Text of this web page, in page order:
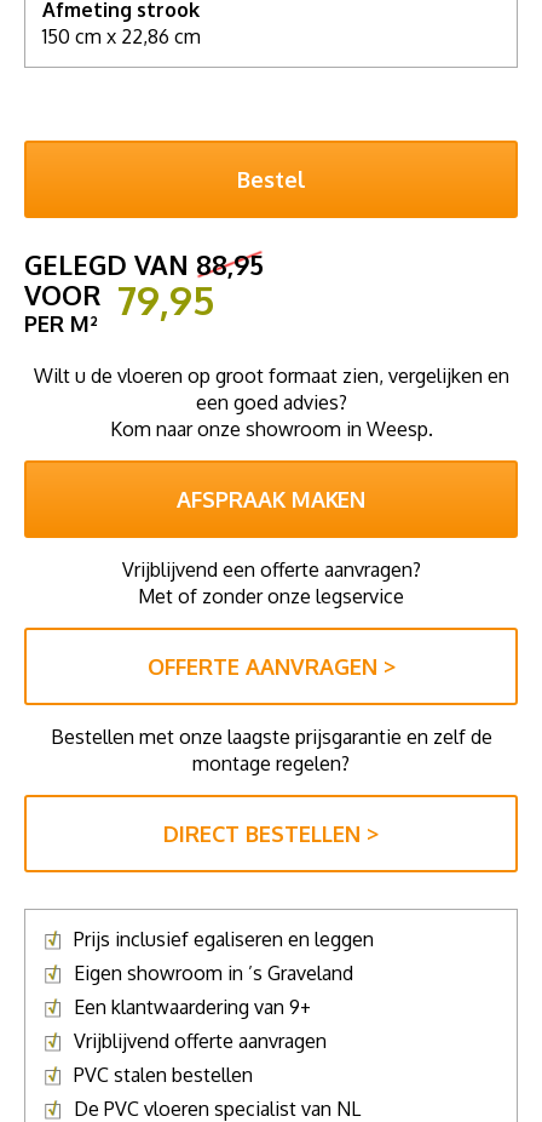
Afmeting strook
150 cm x 22,86 cm
GELEGD VAN 88,95
VOOR 79,95
PER M²
Wilt u de vloeren op groot formaat zien, vergelijken en
een goed advies?
Kom naar onze showroom in Weesp.
AFSPRAAK MAKEN
Vrijblijvend een offerte aanvragen?
Met of zonder onze legservice
OFFERTE AANVRAGEN >
Bestellen met onze laagste prijsgarantie en zelf de
montage regelen?
DIRECT BESTELLEN >
Prijs inclusief egaliseren en leggen
Eigen showroom in ’s Graveland
Een klantwaardering van 9+
Vrijblijvend offerte aanvragen
PVC stalen bestellen
De PVC vloeren specialist van NL